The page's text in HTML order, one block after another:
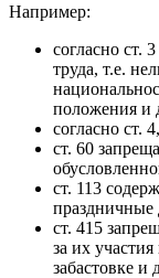
Например:
согласно ст.
труда, т.е.
положения и
согласно ст.
ст. 60
ст. 113
праздничные
ст. 415
за их
забастовке и